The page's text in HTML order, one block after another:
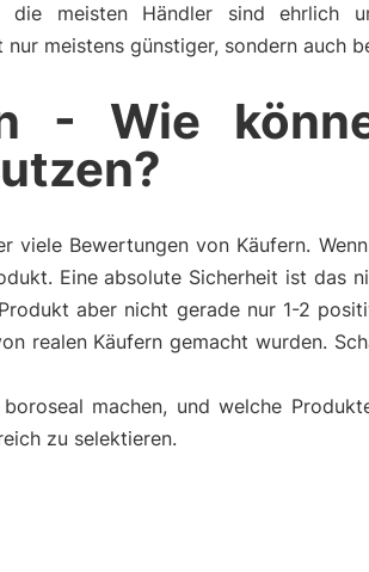
meisten Händler sind ehrlich
meistens günstiger, sondern auch
- Wie
viele Bewertungen von Käufern.
Eine absolute Sicherheit ist das
aber nicht gerade nur 1-2
realen Käufern gemacht wurden.
machen, und welche
zu selektieren.